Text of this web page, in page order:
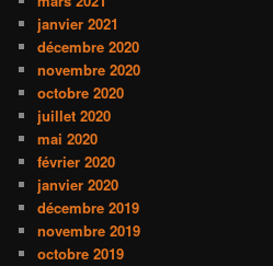
janvier 2021
décembre 2020
novembre 2020
octobre 2020
juillet 2020
mai 2020
février 2020
janvier 2020
décembre 2019
novembre 2019
octobre 2019